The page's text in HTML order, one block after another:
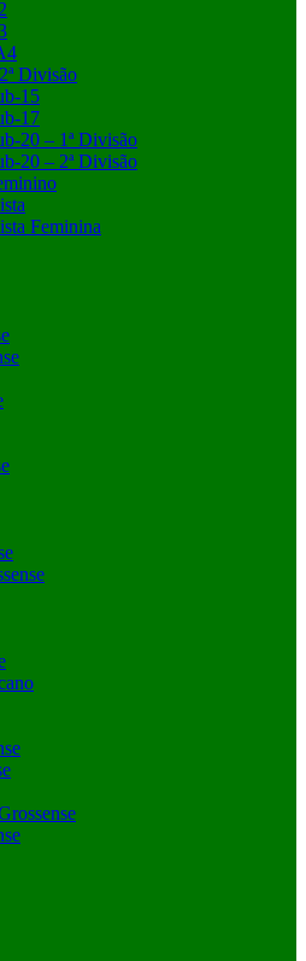
Divisão
15
17
20 – 1ª Divisão
20 – 2ª Divisão
Feminina